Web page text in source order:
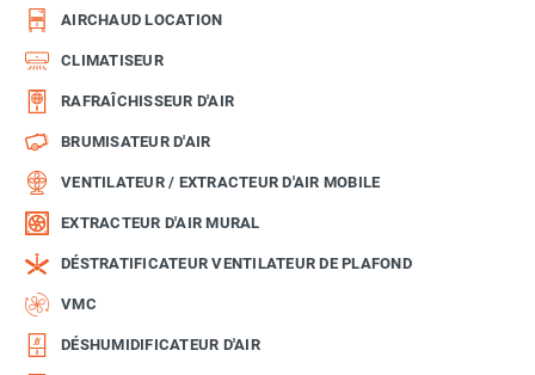
AIRCHAUD LOCATION
CLIMATISEUR
RAFRAÎCHISSEUR D'AIR
BRUMISATEUR D'AIR
VENTILATEUR / EXTRACTEUR D'AIR MOBILE
EXTRACTEUR D'AIR MURAL
DÉSTRATIFICATEUR VENTILATEUR DE PLAFOND
VMC
DÉSHUMIDIFICATEUR D'AIR